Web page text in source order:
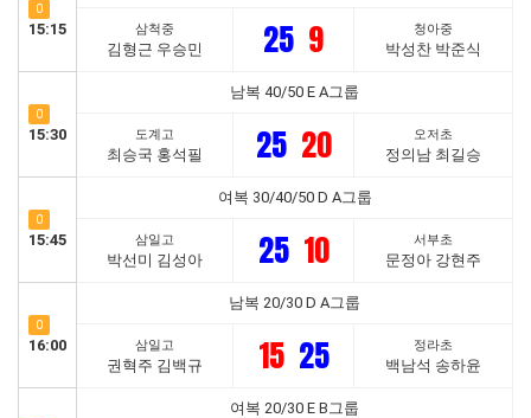
0
15:15 삼척중
김형근 우승민 25 9 청아중
박성찬 박준식
0
15:30
남복 40/50 E A그룹
도계고
최승국 홍석필 25 20 오저초
정의남 최길승
0
15:45
여복 30/40/50 D A그룹
삼일고
박선미 김성아 25 10 서부초
문정아 강현주
0
16:00
남복 20/30 D A그룹
삼일고
권혁주 김백규 15 25 정라초
백남석 송하윤
여복 20/30 E B그룹